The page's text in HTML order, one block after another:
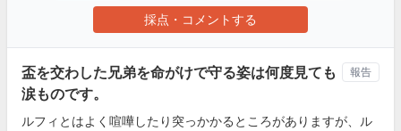
採点・コメントする
盃を交わした兄弟を命がけで守る姿は何度見ても
涙ものです。
ルフィとはよく喧嘩したり突っかかるところがありますが、ル
報告